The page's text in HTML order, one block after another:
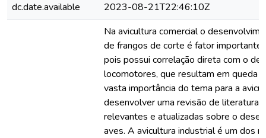
dc.date.available
2023-08-21T22:46:10Z
Na avicultura comercial o
de frangos de corte é fator importante
pois possui correlação direta com o
locomotores, que resultam em queda
vasta importância do tema para a
desenvolver uma revisão de literatura
relevantes e atualizadas sobre o
aves. A avicultura industrial é um dos